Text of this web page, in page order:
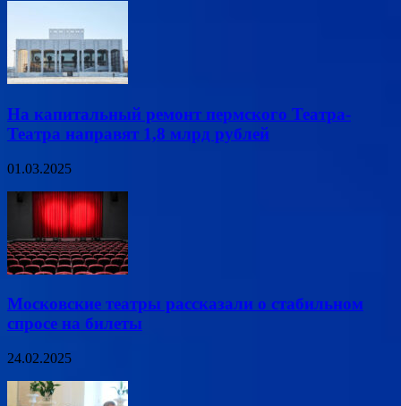
На капитальный ремонт пермского Театра-
Театра направят 1,8 млрд рублей
01.03.2025
Московские театры рассказали о стабильном
спросе на билеты
24.02.2025